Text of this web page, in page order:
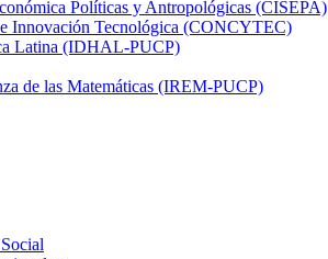
Políticas y Antropológicas (CISEPA)
Innovación Tecnológica (CONCYTEC)
Latina (IDHAL-PUCP)
de las Matemáticas (IREM-PUCP)